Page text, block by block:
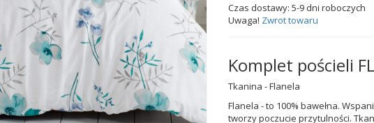
Czas dostawy: 5-9 dni roboczych
Uwaga! Zwrot towaru
Komplet pościeli
Tkanina - Flanela
Flanela - to 100% bawełna.
tworzy poczucie przytulności.